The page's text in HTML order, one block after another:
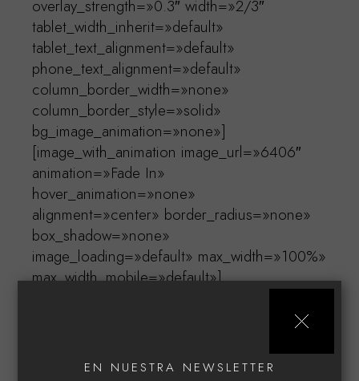
overlay_strength=»0.3″ width=»2/3″
tablet_width_inherit=»default»
tablet_text_alignment=»default»
phone_text_alignment=»default»
column_border_width=»none»
column_border_style=»solid»
bg_image_animation=»none»]
[image_with_animation image_url=»6406″
animation=»Fade In»
hover_animation=»none»
alignment=»center» border_radius=»none»
box_shadow=»none»
image_loading=»default» max_width=»100%»
max_width_mobile=»default»]
A=53mm B=44mm C=20mm D=145mm
Line» custom_height=»20″][toggles
EN NUESTRA NEWSLETTER